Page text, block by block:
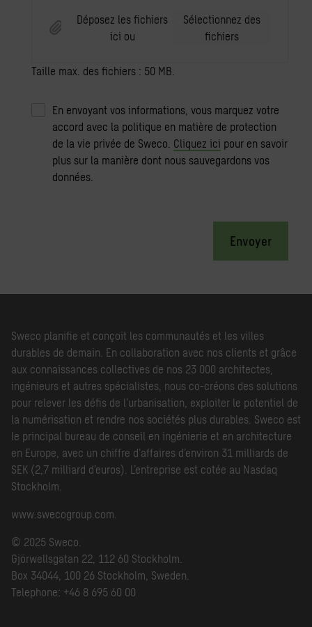
Déposez les fichiers
ici ou
Sélectionnez des
fichiers
Taille max. des fichiers : 50 MB.
En envoyant vos informations, vous marquez votre
accord avec la politique en matière de protection
de la vie privée de Sweco. Cliquez ici pour en savoir
plus sur la manière dont nous sauvegardons vos
données.
Envoyer
Sweco planifie et conçoit les communautés et les villes
durables de demain. En collaboration avec nos clients et grâce
aux connaissances collectives de nos 23 000 architectes,
ingénieurs et autres spécialistes, nous co-créons des solutions
pour relever les défis de l’urbanisation, exploiter le potentiel de
la numérisation et rendre nos sociétés plus durables. Sweco est
le principal bureau de conseil en ingénierie et en architecture
en Europe, avec un chiffre d’affaires d’environ 31 milliards de
SEK (2,7 milliard d’euros). L’entreprise est cotée au Nasdaq
Stockholm.
www.swecogroup.com
© 2025 Sweco.
Gjörwellsgatan 22, 112 60 Stockholm.
Box 34044, 100 26 Stockholm, Sweden.
Telephone: +46 8 695 60 00